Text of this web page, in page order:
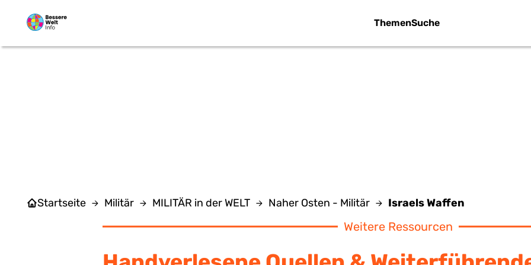
ThemenSuche
Startseite Militär MILITÄR in der WELT Naher Osten - Militär Israels Waffen
Weitere Ressourcen